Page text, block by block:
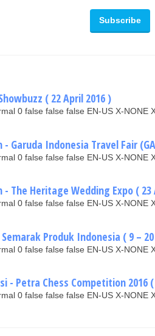
( 22 April 2016 )
0 false false false EN-US X-NONE
- Garuda Indonesia Travel Fair
0 false false false EN-US X-NONE
- The Heritage Wedding Expo ( 23
0 false false false EN-US X-NONE
Produk Indonesia ( 9 –
0 false false false EN-US X-NONE
- Petra Chess Competition 2016
0 false false false EN-US X-NONE